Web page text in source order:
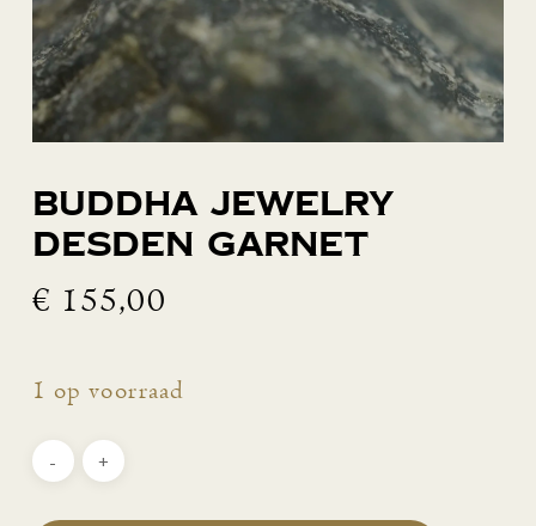
Buddha Jewelry
Desden Garnet
€ 155,00
1 op voorraad